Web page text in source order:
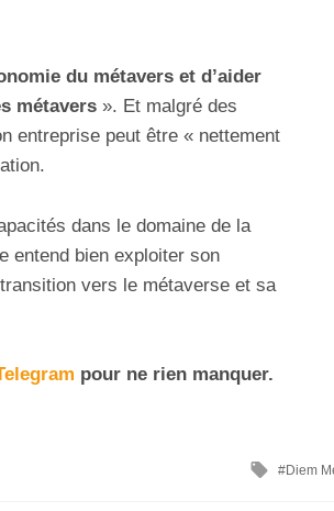
du métavers et d’aider
métavers ». Et malgré des
entreprise peut être « nettement
dans le domaine de la
entend bien exploiter son
vers le métaverse et sa
pour ne rien manquer.
Diem